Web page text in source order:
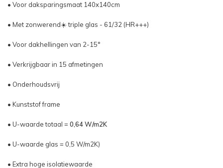
• Voor daksparingsmaat 140x140cm
• Met zonwerend☀️ triple glas - 61/32 (HR+++)
• Voor dakhellingen van 2-15°
• Verkrijgbaar in 15 afmetingen
• Onderhoudsvrij
• Kunststof frame
• U-waarde totaal = 0,64 W/m2K
• U-waarde glas = 0,5 W/m2K)
• Extra hoge isolatiewaarde